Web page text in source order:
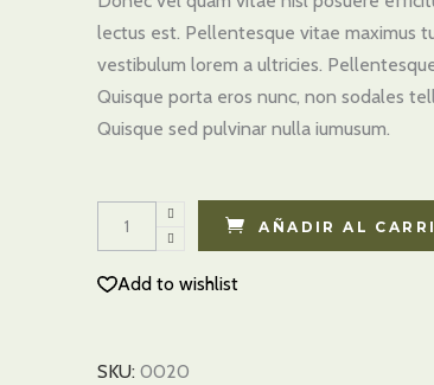
un
lectus est. Pellentesque vitae maximus
vestibulum lorem a ultricies.
Quisque porta eros nunc, non sodales
Quisque sed pulvinar nulla iumusum.
Winter
Shoes
quantity
AÑADIR AL
Add to wishlist
SKU: 0020